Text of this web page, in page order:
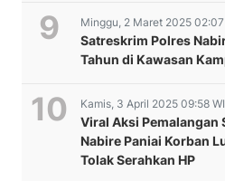
Minggu, 2 Maret 2025
Satreskrim Polres
Tahun di Kawasan
Kamis, 3 April 2025 09:58
Viral Aksi Pemalangan
Nabire Paniai Korban
Tolak Serahkan HP